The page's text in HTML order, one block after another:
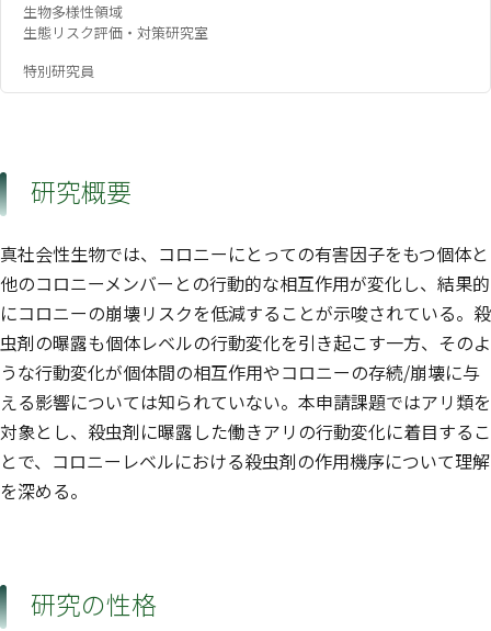
生物多様性領域
生態リスク評価・対策研究室
特別研究員
研究概要
真社会性生物では、コロニーにとっての有害因子をもつ個体と
他のコロニーメンバーとの行動的な相互作用が変化し、結果的
にコロニーの崩壊リスクを低減することが示唆されている。殺
虫剤の曝露も個体レベルの行動変化を引き起こす一方、そのよ
うな行動変化が個体間の相互作用やコロニーの存続/崩壊に与
える影響については知られていない。本申請課題ではアリ類を
対象とし、殺虫剤に曝露した働きアリの行動変化に着目するこ
とで、コロニーレベルにおける殺虫剤の作用機序について理解
を深める。
研究の性格